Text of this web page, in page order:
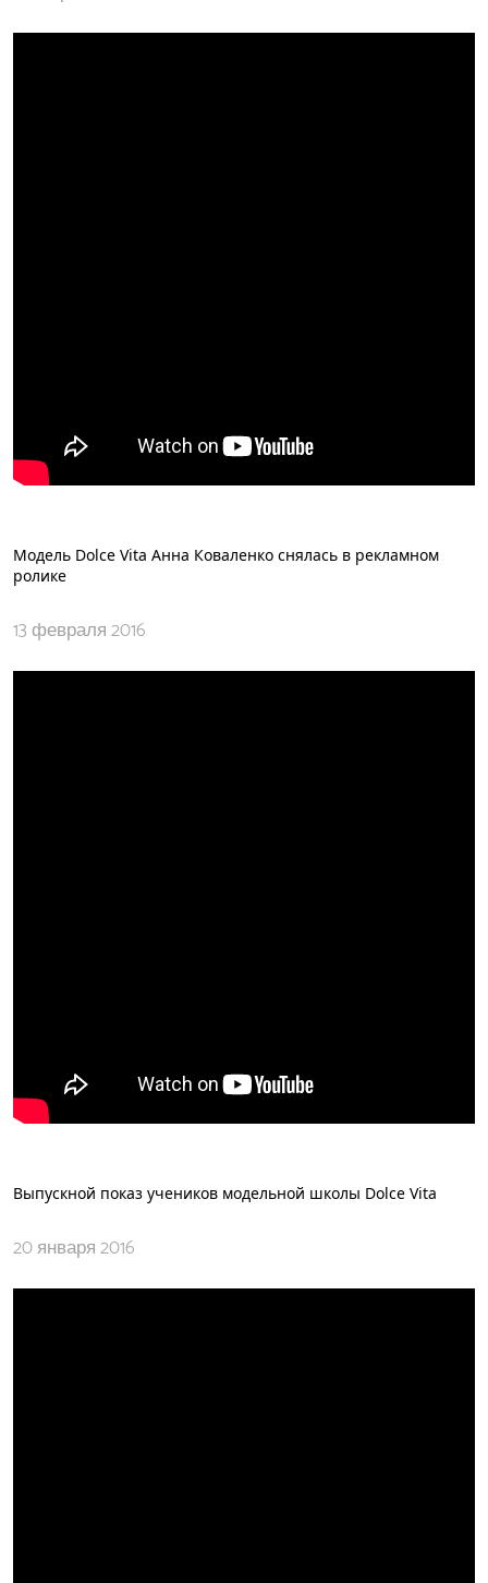
Модель Dolce Vita Анна Коваленко снялась в рекламном
ролике
13 февраля 2016
Выпускной показ учеников модельной школы Dolce Vita
20 января 2016